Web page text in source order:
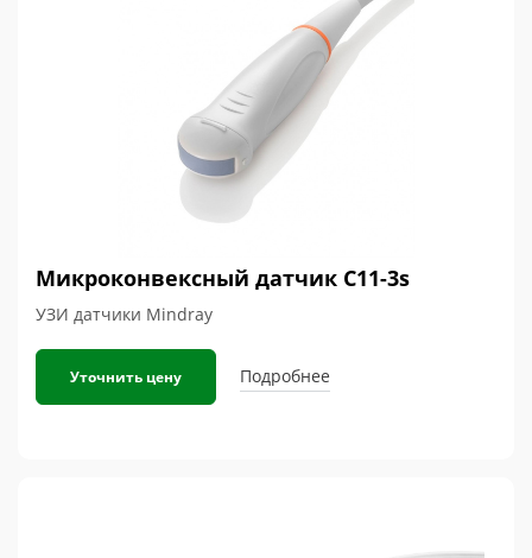
Микроконвексный датчик C11-3s
УЗИ датчики Mindray
Уточнить цену Подробнее